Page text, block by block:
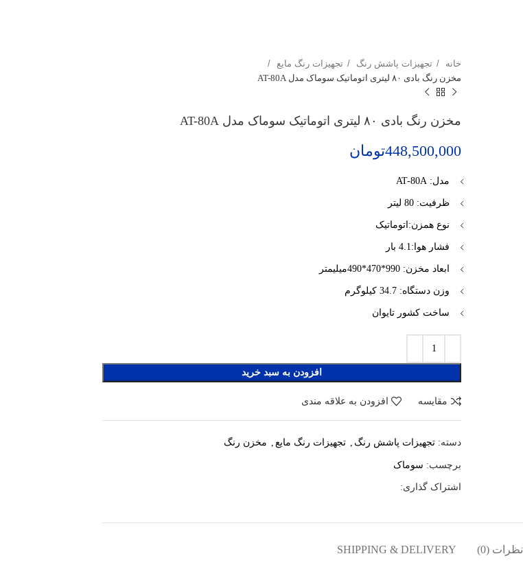
خانه تجهیزات پاشش رنگ
تجهیزات رنگ مایع
مخزن رنگ بادی ۸۰ لیتری اتوماتیک سوماک مدل AT-80A
مخزن رنگ بادی ۸۰ لیتری اتوماتیک سوماک مدل AT-80A
448,500,000تومان
مدل: AT-80A
ظرفیت: 80 لیتر
نوع همزن:اتوماتیک
فشار هوا:4.1 بار
ابعاد مخزن: 990*470*490میلیمتر
وزن دستگاه: 34.7 کیلوگرم
ساخت کشور تایوان
افزودن به سبد خرید
مقایسه افزودن به علاقه مندی
دسته: تجهیزات پاشش رنگ , تجهیزات رنگ مایع , مخزن رنگ
برچسب: سوماک
اشتراک گذاری:
نظرات (0) SHIPPING & DELIVERY